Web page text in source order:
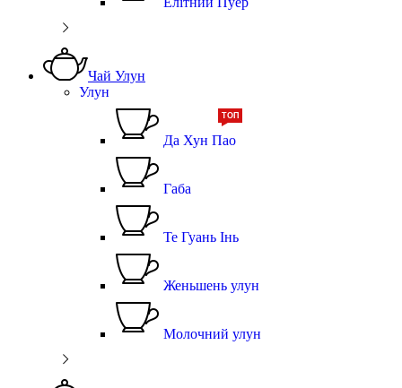
Чай Улун
Улун
Да Хун Пао
ТОП
Габа
Те Гуань Інь
Женьшень улун
Молочний улун